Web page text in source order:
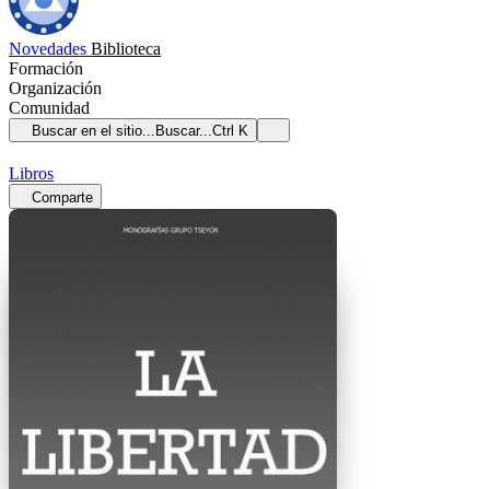
Novedades Biblioteca
Formación
Organización
Comunidad
Buscar en el sitio... Buscar...Ctrl K
Libros
Comparte